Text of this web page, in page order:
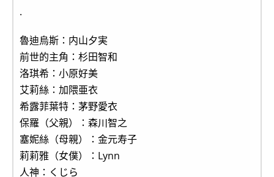
.
魯迪烏斯：内山夕実
前世的主角：杉田智和
洛琪希：小原好美
艾莉絲：加隈亜衣
希露菲葉特：茅野愛衣
保羅（父親）：森川智之
塞妮絲（母親）：金元寿子
莉莉雅（女僕）：Lynn
人神：くじら